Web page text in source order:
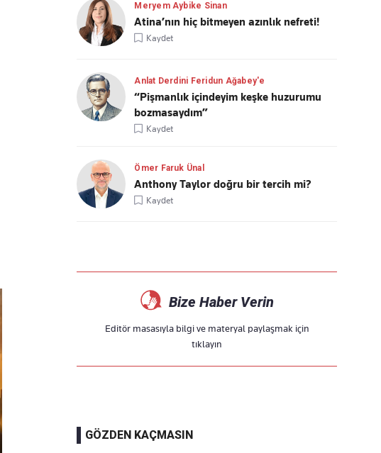
Meryem Aybike Sinan
Atina’nın hiç bitmeyen azınlık nefreti!
Kaydet
Anlat Derdini Feridun Ağabey'e
“Pişmanlık içindeyim keşke huzurumu
bozmasaydım”
Kaydet
Ömer Faruk Ünal
Anthony Taylor doğru bir tercih mi?
Kaydet
Bize Haber Verin
Editör masasıyla bilgi ve materyal paylaşmak için
tıklayın
GÖZDEN KAÇMASIN